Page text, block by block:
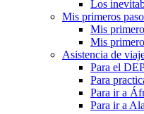
Los
Mis primeros
Mis
Mis
Asistencia de
Para el
Para
Para ir a
Para ir a